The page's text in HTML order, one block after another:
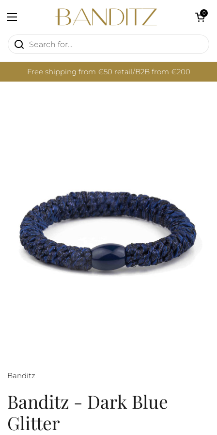
Open menu
Open cart
0
Free shipping from €50 retail/B2B from €200
Banditz
Banditz - Dark Blue
Glitter